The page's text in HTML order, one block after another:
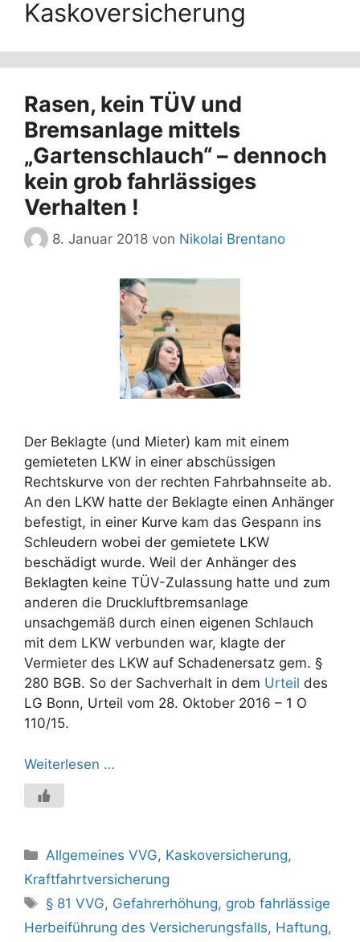
Kaskoversicherung
Rasen, kein TÜV und
Bremsanlage mittels
„Gartenschlauch“ – dennoch
kein grob fahrlässiges
Verhalten !
8. Januar 2018 von Nikolai Brentano
Der Beklagte (und Mieter) kam mit einem
gemieteten LKW in einer abschüssigen
Rechtskurve von der rechten Fahrbahnseite ab.
An den LKW hatte der Beklagte einen Anhänger
befestigt, in einer Kurve kam das Gespann ins
Schleudern wobei der gemietete LKW
beschädigt wurde. Weil der Anhänger des
Beklagten keine TÜV-Zulassung hatte und zum
anderen die Druckluftbremsanlage
unsachgemäß durch einen eigenen Schlauch
mit dem LKW verbunden war, klagte der
Vermieter des LKW auf Schadenersatz gem. §
280 BGB. So der Sachverhalt in dem Urteil des
LG Bonn, Urteil vom 28. Oktober 2016 – 1 O
110/15.
Weiterlesen …
Kategorien
Allgemeines VVG, Kaskoversicherung,
Kraftfahrtversicherung
Schlagwörter
§ 81 VVG, Gefahrerhöhung, grob fahrlässige
Herbeiführung des Versicherungsfalls, Haftung,